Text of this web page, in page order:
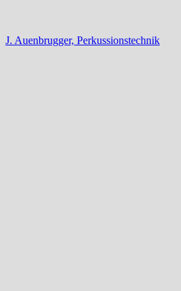
J. Auenbrugger, Perkussionstechnik